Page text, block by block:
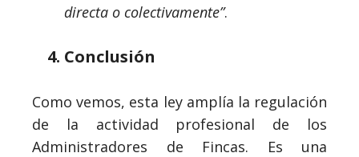
directa o colectivamente”.
Conclusión
Como vemos, esta ley amplía la regulación
de la actividad profesional de los
Administradores de Fincas. Es una